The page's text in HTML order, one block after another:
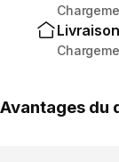
Avantages du